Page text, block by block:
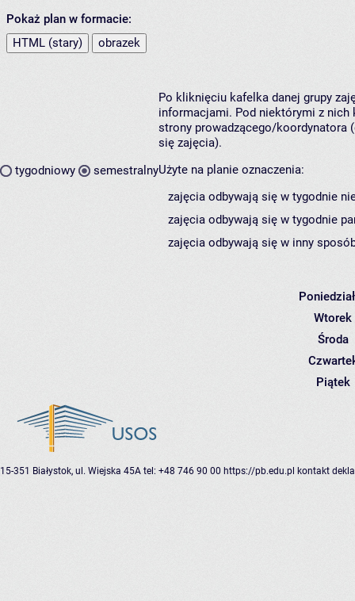
Pokaż plan w formacie:
HTML (stary)
obrazek
tygodniowy semestralny
Po kliknięciu kafelka danej grupy
informacjami. Pod niektórymi z nich
strony prowadzącego/koordynatora
się zajęcia).
Użyte na planie oznaczenia:
zajęcia odbywają się w tygodnie
zajęcia odbywają się w tygodnie
zajęcia odbywają się w inny
Wtorek
Środa
Piątek
15-351 Białystok, ul. Wiejska 45A tel: +48 746 90 00 https://pb.edu.pl kontakt